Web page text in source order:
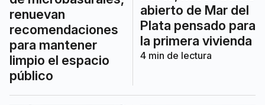
renuevan
recomendaciones
para mantener
limpio el espacio
público
abierto de Mar del
Plata pensado para
la primera vivienda
4min de lectura